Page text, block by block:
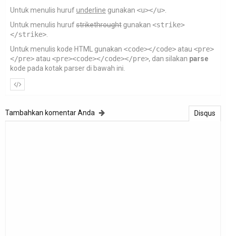
Untuk menulis hurufunderline gunakan <u></u>
Untuk menulis hurufstrikethrought gunakan <strike>
</strike>
Untuk menulis kode HTML gunakan <code></code> atau <pre>
</pre> atau <pre><code></code></pre>, dan silakan parse
kode pada kotak parser di bawah ini.
Disqus
Tambahkan komentar Anda